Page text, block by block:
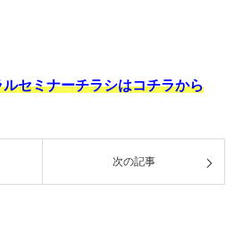
セミナーチラシはコチラから
次の記事